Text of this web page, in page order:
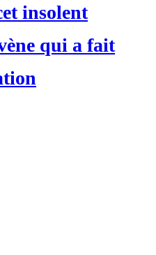
insolent
qui a fait